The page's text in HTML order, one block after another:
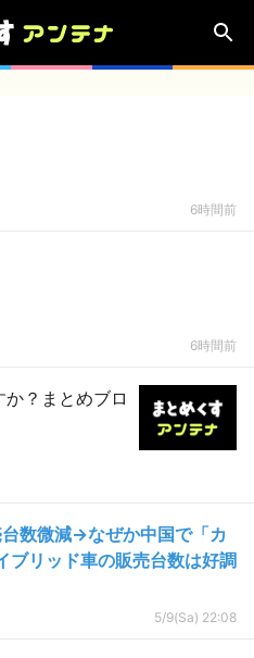
6時間前
6時間前
？まとめブロ
台数微減→なぜか中国で「カ
ブリッド車の販売台数は好調
5/9(Sa) 22:08